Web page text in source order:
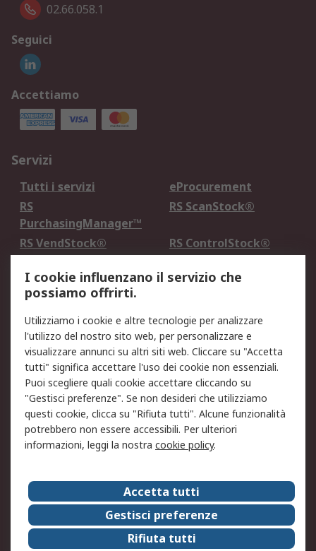
02.66.058.1
Seguici
Accettiamo
Servizi
Tutti i servizi
eProcurement
RS
PurchasingManager™
RS ScanStock®
RS VendStock®
RS ControlStock®
Legale
Informativa Cookie
Informativa Privacy -
Aggiornata
Email Security
Termini d'uso
Condizioni di vendita
Condizioni generali di
servizio
Etica e responsabilità
Chi Siamo
Chi Siamo
Contattaci
Supporto
ESG
Carriere
RS Group
Press Centre
Discovery: il Blog di RS
I cookie influenzano il servizio che
possiamo offrirti.
Utilizziamo i cookie e altre tecnologie per analizzare
l'utilizzo del nostro sito web, per personalizzare e
visualizzare annunci su altri siti web. Cliccare su "Accetta
tutti" significa accettare l'uso dei cookie non essenziali.
Puoi scegliere quali cookie accettare cliccando su
"Gestisci preferenze". Se non desideri che utilizziamo
questi cookie, clicca su "Rifiuta tutti". Alcune funzionalità
potrebbero non essere accessibili. Per ulteriori
informazioni, leggi la nostra cookie policy.
Accetta tutti
Gestisci preferenze
Rifiuta tutti